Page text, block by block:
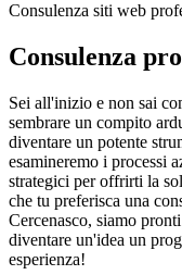
Consulenza siti web
Consulenza
Sei all'inizio e non sai
sembrare un compito
diventare un potente
esamineremo i processi
strategici per offrirti la
che tu preferisca una
Cercenasco, siamo
diventare un'idea un
esperienza!